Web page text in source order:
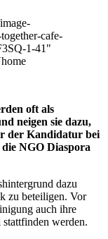
cafe-
1-41"
oft als
neigen sie dazu,
der Kandidatur bei
NGO Diaspora
dazu
zu beteiligen. Vor
auch ihre
werden.